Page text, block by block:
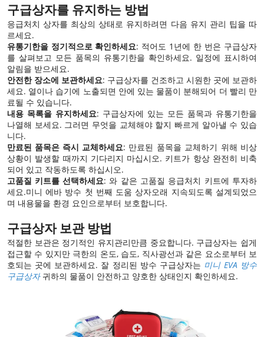
구급상자를 유지하는 방법
응급처치 상자를 최상의 상태로 유지하려면 다음 유지 관리 팁을 따
르세요.
유통기한을 정기적으로 확인하세요: 적어도 1년에 한 번은 구급상자
를 살펴보고 모든 품목의 유통기한을 확인하세요. 일정에 표시하여
알림을 받으세요.
안전한 장소에 보관하세요: 구급상자를 건조하고 시원한 곳에 보관하
세요. 열이나 습기에 노출되면 안에 있는 물품이 분해되어 더 빨리 만
료될 수 있습니다.
내용 목록을 유지하세요: 구급상자에 있는 모든 품목과 유통기한을
나열해 보세요. 그러면 무엇을 교체해야 할지 빠르게 알아낼 수 있습
니다.
만료된 품목은 즉시 교체하세요: 만료된 품목을 교체하기 위해 비상
상황이 발생할 때까지 기다리지 마십시오. 키트가 항상 완전히 비축
되어 있고 작동하도록 하십시오.
고품질 키트를 선택하세요: 와 같은 고품질 응급처치 키트에 투자하
세요.미니 에바 방수 첫 번째 도움 상자오래 지속되도록 설계되었으
며 내용물을 환경 요인으로부터 보호합니다.
구급상자 보관 방법
적절한 보관은 정기적인 유지관리만큼 중요합니다. 구급상자는 쉽게
접근할 수 있지만 극한의 온도, 습도, 직사광선과 같은 요소로부터 보
호되는 곳에 보관하세요. 잘 정리된 방수 구급상자는 미니 EVA 방수
구급상자귀하의 물품이 안전하고 양호한 상태인지 확인하세요.